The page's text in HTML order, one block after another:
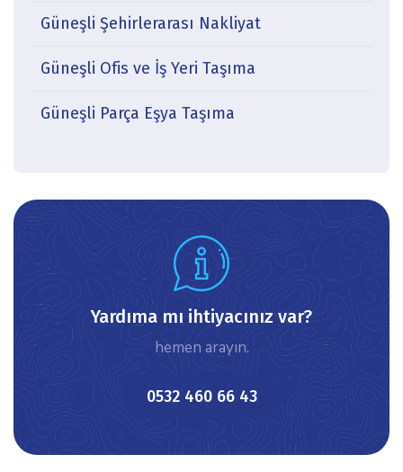
Güneşli Şehirlerarası Nakliyat
Güneşli Ofis ve İş Yeri Taşıma
Güneşli Parça Eşya Taşıma
icon
Yardıma mı ihtiyacınız var?
hemen arayın.
0532 460 66 43